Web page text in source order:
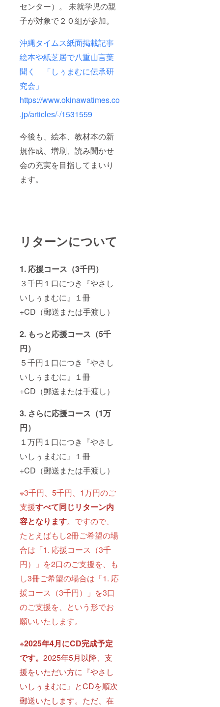
センター）。 未就学児の親
子が対象で２０組が参加。
沖縄タイムス紙面掲載記事
絵本や紙芝居で八重山言葉
聞く 「しぅまむに伝承研
究会」
https://www.okinawatimes.co
.jp/articles/-/1531559
今後も、絵本、教材本の新
規作成、増刷、読み聞かせ
会の充実を目指してまいり
ます。
リターンについて
1. 応援コース（3千円）
３千円１口につき『やさし
いしぅまむに』１冊
+CD（郵送または手渡し）
2. もっと応援コース（5千
円）
５千円１口につき『やさし
いしぅまむに』１冊
+CD（郵送または手渡し）
3. さらに応援コース（1万
円）
１万円１口につき『やさし
いしぅまむに』１冊
+CD（郵送または手渡し）
※3千円、5千円、1万円のご
支援すべて同じリターン内
容となります。ですので、
たとえばもし2冊ご希望の場
合は「1. 応援コース（3千
円）」を2口のご支援を、も
し3冊ご希望の場合は「1. 応
援コース（3千円）」を3口
のご支援を、という形でお
願いいたします。
※2025年4月にCD完成予定
です。 2025年5月以降、支
援をいただい方に『やさし
いしぅまむに』とCDを順次
郵送いたします。ただ、在